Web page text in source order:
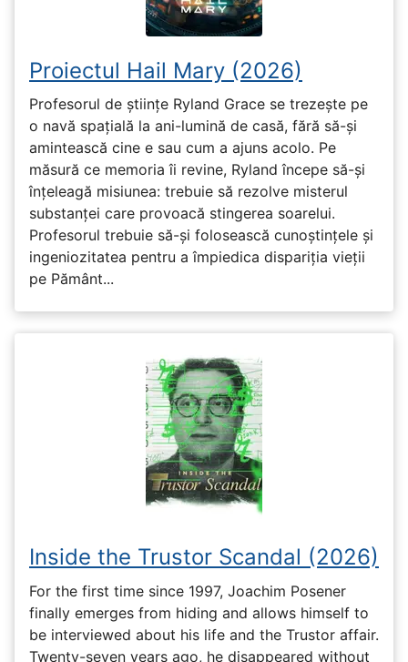
Proiectul Hail Mary (2026)
Profesorul de științe Ryland Grace se trezește pe
o navă spațială la ani-lumină de casă, fără să-și
amintească cine e sau cum a ajuns acolo. Pe
măsură ce memoria îi revine, Ryland începe să-și
înțeleagă misiunea: trebuie să rezolve misterul
substanței care provoacă stingerea soarelui.
Profesorul trebuie să-și folosească cunoștințele și
ingeniozitatea pentru a împiedica dispariția vieții
pe Pământ...
Inside the Trustor Scandal (2026)
For the first time since 1997, Joachim Posener
finally emerges from hiding and allows himself to
be interviewed about his life and the Trustor affair.
Twenty-seven years ago, he disappeared without